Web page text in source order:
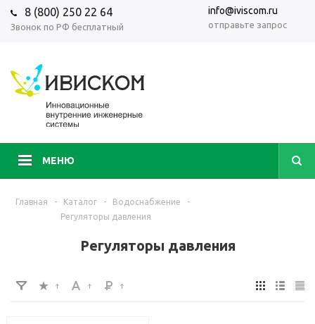
8 (800) 250 22 64
Звонок по РФ бесплатный
info@iviscom.ru
отправьте запрос
МЕНЮ
Главная - Каталог - Водоснабжение
-
Регуляторы давления
Регуляторы давления